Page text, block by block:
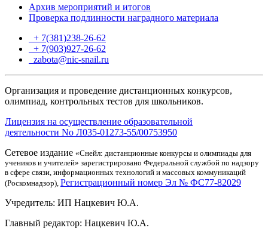
Архив мероприятий и итогов
Проверка подлинности наградного материала
+ 7(381)238-26-62
+ 7(903)927-26-62
zabota@nic-snail.ru
Организация и проведение дистанционных конкурсов,
олимпиад, контрольных тестов для школьников.
Лицензия на осуществление образовательной
деятельности No Л035-01273-55/00753950
Сетевое издание «Снейл: дистанционные конкурсы и олимпиады для
учеников и учителей» зарегистрировано Федеральной службой по надзору
в сфере связи, информационных технологий и массовых коммуникаций
(Роскомнадзор), Регистрационный номер Эл № ФС77-82029
Учредитель: ИП Нацкевич Ю.А.
Главный редактор: Нацкевич Ю.А.